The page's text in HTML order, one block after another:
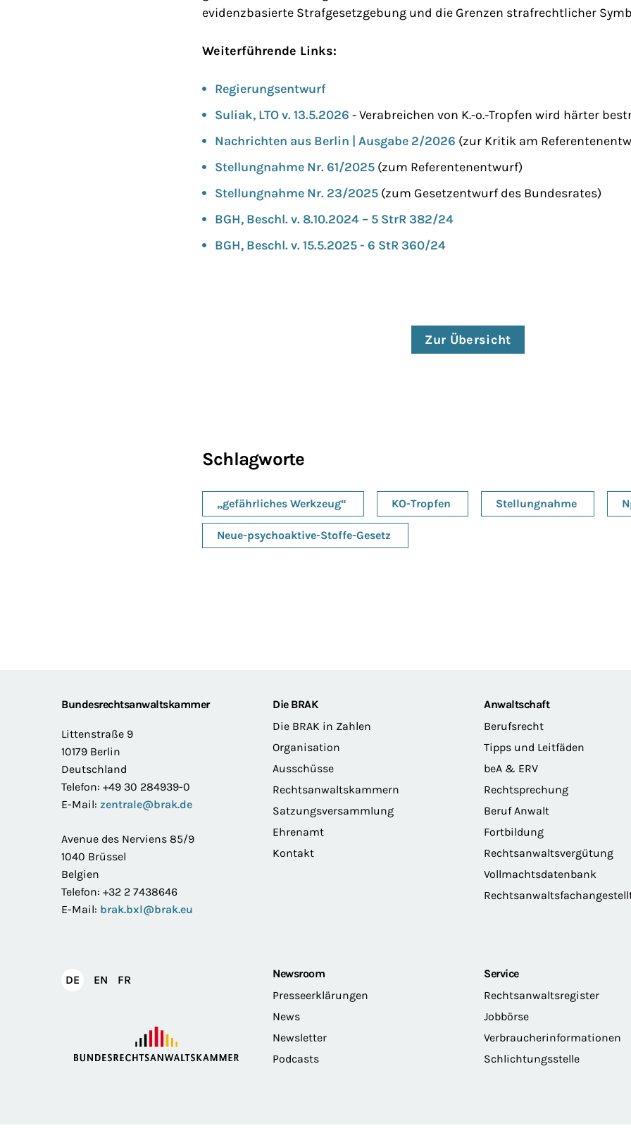
evidenzbasierte Strafgesetzgebung und die Grenzen strafrechtlicher
Weiterführende Links:
Regierungsentwurf
Suliak, LTO v. 13.5.2026 - Verabreichen von K.-o.-Tropfen wird härter
Nachrichten aus Berlin | Ausgabe 2/2026 (zur Kritik am
Stellungnahme Nr. 61/2025 (zum Referentenentwurf)
Stellungnahme Nr. 23/2025 (zum Gesetzentwurf des Bundesrates)
BGH, Beschl. v. 8.10.2024 – 5 StrR 382/24
BGH, Beschl. v. 15.5.2025 - 6 StR 360/24
Zur Übersicht
Schlagworte
„gefährliches Werkzeug“ KO-Tropfen Stellungnahme
Neue-psychoaktive-Stoffe-Gesetz
FooterBundesrechtsanwaltskammer
Littenstraße 9
10179 Berlin
Deutschland
Telefon: +49 30 284939-0
E-Mail: zentrale@brak.de
Avenue des Nerviens 85/9
1040 Brüssel
Belgien
Telefon: +32 2 7438646
E-Mail: brak.bxl@brak.eu
Die BRAK
Die BRAK in Zahlen
Organisation
Ausschüsse
Rechtsanwaltskammern
Satzungsversammlung
Ehrenamt
Kontakt
Anwaltschaft
Berufsrecht
Tipps und Leitfäden
beA & ERV
Rechtsprechung
Beruf Anwalt
Fortbildung
Rechtsanwaltsvergütung
Vollmachtsdatenbank
DEDeutsch
EN English
FR
Newsroom
Presseerklärungen
News
Newsletter
Podcasts
Service
Rechtsanwaltsregister
Jobbörse
Verbraucherinformationen
Schlichtungsstelle